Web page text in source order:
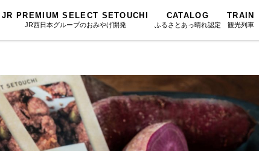
JR PREMIUM SELECT SETOUCHI
JR西日本グループのおみやげ開発
みんなのドーナツ
岡山育ちのアイスバー
せとうちの果実 清涼飲料水
CATALOG
ふるさとあっ晴れ認定
マップ・一覧から探す
カテゴリー・タグ・キーワードから探す
第16回 Re： 第15回 未来へつ
TRAIN
観光列車
SETOUCHI
La Malle de